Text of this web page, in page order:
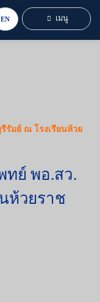
EN เมนู
รัมย์ ณ โรงเรียนห้วย
ทย์ พอ.สว.
ห้วยราช